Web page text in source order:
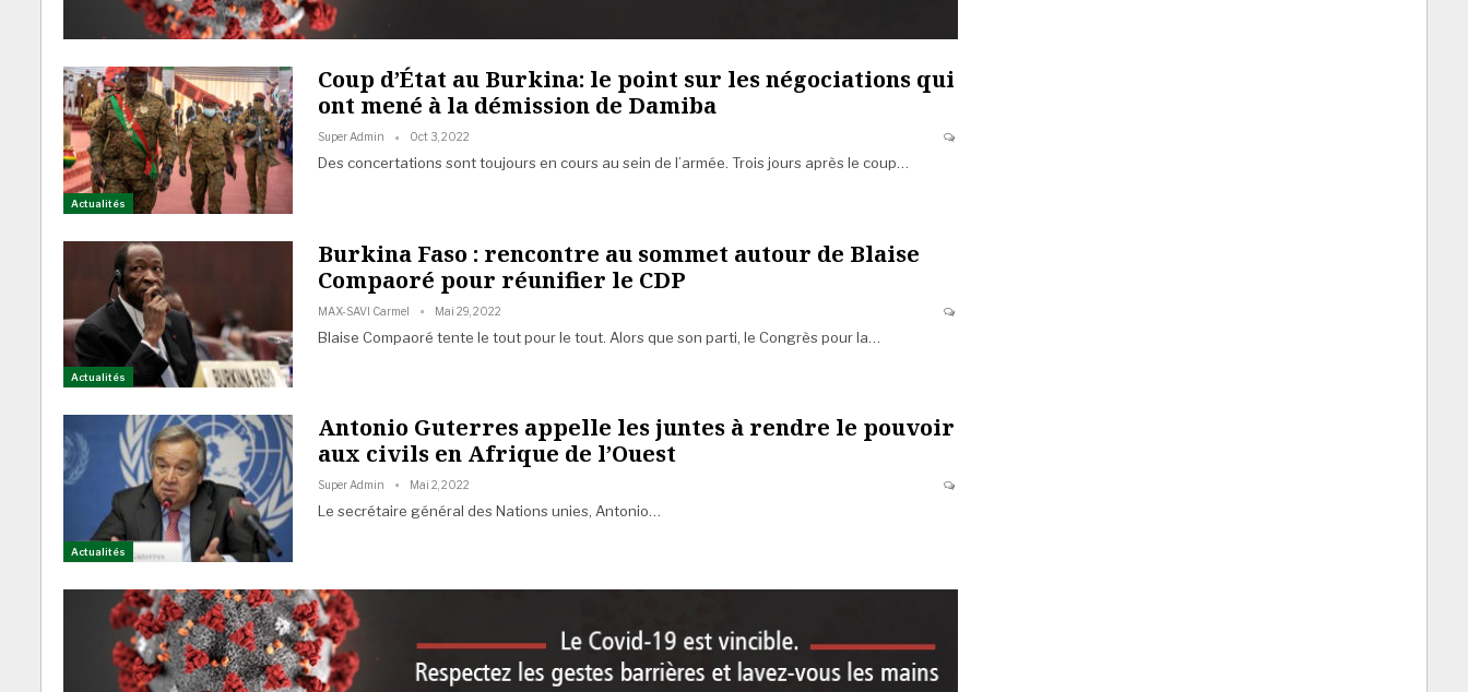
Actualités
Coup d’État au Burkina: le point sur les négociations qui
ont mené à la démission de Damiba
Super Admin Oct 3, 2022
Des concertations sont toujours en cours au sein de l’armée. Trois jours après le coup…
Actualités
Burkina Faso : rencontre au sommet autour de Blaise
Compaoré pour réunifier le CDP
MAX-SAVI Carmel Mai 29, 2022
Blaise Compaoré tente le tout pour le tout. Alors que son parti, le Congrès pour la…
Actualités
Antonio Guterres appelle les juntes à rendre le pouvoir
aux civils en Afrique de l’Ouest
Super Admin Mai 2, 2022
Le secrétaire général des Nations unies, Antonio…